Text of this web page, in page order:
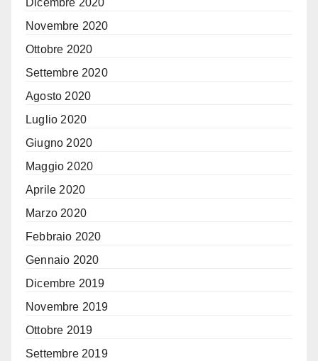
Dicembre 2020
Novembre 2020
Ottobre 2020
Settembre 2020
Agosto 2020
Luglio 2020
Giugno 2020
Maggio 2020
Aprile 2020
Marzo 2020
Febbraio 2020
Gennaio 2020
Dicembre 2019
Novembre 2019
Ottobre 2019
Settembre 2019